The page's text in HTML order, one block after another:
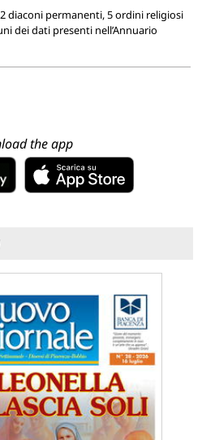
diaconi permanenti, 5 ordini religiosi
dei dati presenti nell’Annuario
the app